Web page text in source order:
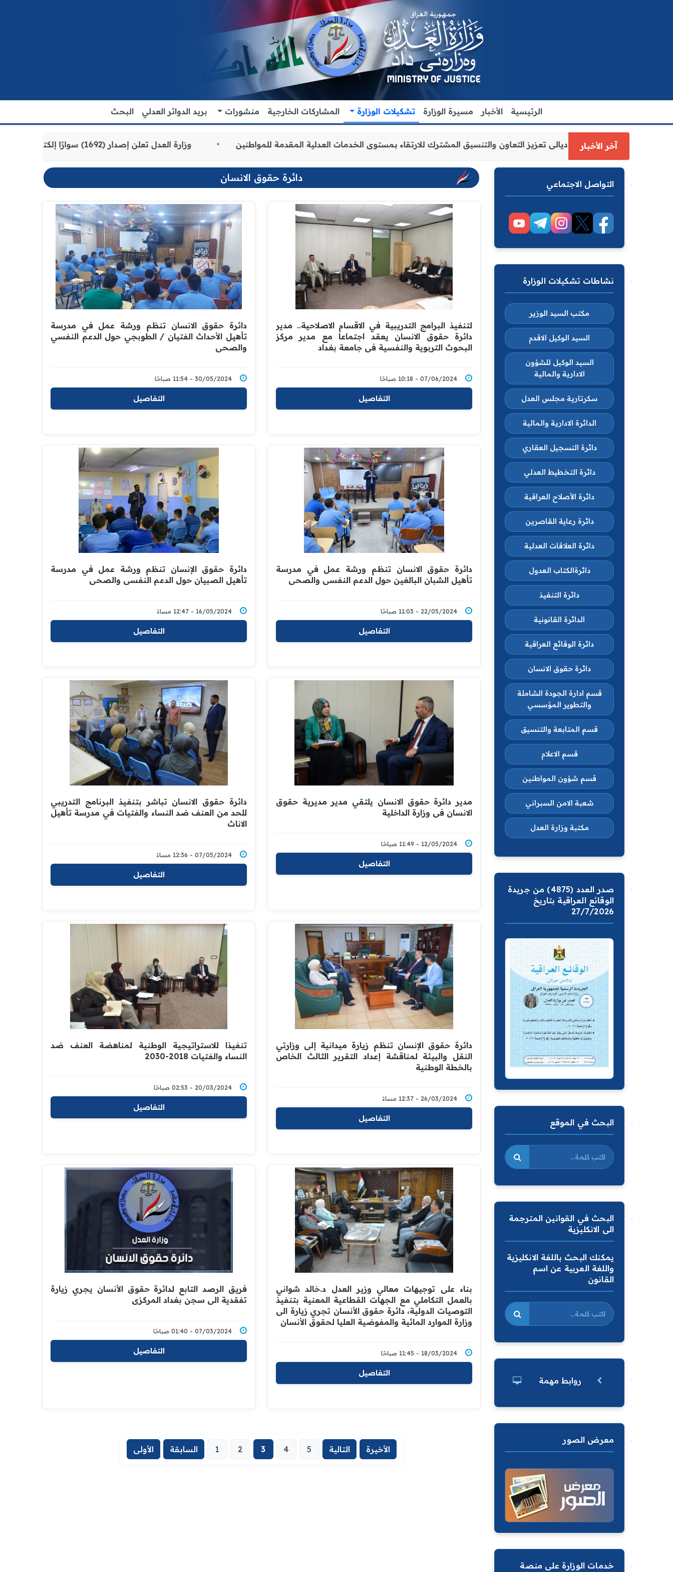
الرئيسية الأخبار مسيرة الوزارة تشكيلات الوزارة المشاركات الخارجية منشورات بريد الدوائر العدلي البحث
آخر الأخبار
العدل الاقدم يبحث مع رئيس مجلس محافظة ديالى تعزيز التعاون والتنسيق المشترك للارتقاء بمستوى الخدمات العدلية المقدمة للمواطنين وزارة العدل تعلن إصدار (1692) سوارًا إلكترونيًا لنزلاء سجن الناصرية المركزي لتنظيم التعاملات المالية داخل المؤسسات الإصلاحية
دائرة حقوق الانسان
لتنفيذ البرامج التدريبية في الاقسام الاصلاحية.. مدير
دائرة حقوق الانسان يعقد اجتماعا مع مدير مركز
البحوث التربوية والنفسية في جامعة بغداد
07/06/2024 - 10:18 صباحًا
التفاصيل
دائرة حقوق الانسان تنظم ورشة عمل في مدرسة
تأهيل الأحداث الفتيان / الطوبجي حول الدعم النفسي
والصحي
30/05/2024 - 11:54 صباحًا
التفاصيل
دائرة حقوق الانسان تنظم ورشة عمل في مدرسة
تأهيل الشبان البالغين حول الدعم النفسي والصحي
22/05/2024 - 11:03 صباحًا
التفاصيل
دائرة حقوق الإنسان تنظم ورشة عمل في مدرسة
تأهيل الصبيان حول الدعم النفسي والصحي
16/05/2024 - 12:47 مساءً
التفاصيل
مدير دائرة حقوق الانسان يلتقي مدير مديرية حقوق
الانسان في وزارة الداخلية
12/05/2024 - 11:49 صباحًا
التفاصيل
دائرة حقوق الانسان تباشر بتنفيذ البرنامج التدريبي
للحد من العنف ضد النساء والفتيات في مدرسة تأهيل
الاناث
07/05/2024 - 12:36 مساءً
التفاصيل
دائرة حقوق الإنسان تنظم زيارة ميدانية إلى وزارتي
النقل والبيئة لمناقشة إعداد التقرير الثالث الخاص
بالخطة الوطنية
26/03/2024 - 12:37 مساءً
التفاصيل
تنفيذا للاستراتيجية الوطنية لمناهضة العنف ضد
النساء والفتيات 2018-2030
20/03/2024 - 02:53 صباحًا
التفاصيل
بناء على توجيهات معالي وزير العدل د.خالد شواني
بالعمل التكاملي مع الجهات القطاعية المعنية بتنفيذ
التوصيات الدولية، دائرة حقوق الأنسان تجري زيارة الى
وزارة الموارد المائية والمفوضية العليا لحقوق الأنسان
18/03/2024 - 11:45 صباحًا
التفاصيل
فريق الرصد التابع لدائرة حقوق الأنسان يجري زيارة
تفقدية الى سجن بغداد المركزي
07/03/2024 - 01:40 صباحًا
التفاصيل
الأولى السابقة 1 2 3 4 5 التالية الأخيرة
التواصل الاجتماعي
نشاطات تشكيلات الوزارة
مكتب السيد الوزير
السيد الوكيل الاقدم
السيد الوكيل للشؤون
الادارية والمالية
سكرتارية مجلس العدل
الدائرة الادارية والمالية
دائرة التسجيل العقاري
دائرة التخطيط العدلي
دائرة الأصلاح العراقية
دائرة رعاية القاصرين
دائرة العلاقات العدلية
دائرةالكتاب العدول
دائرة التنفيذ
الدائرة القانونية
دائرة الوقائع العراقية
دائرة حقوق الانسان
قسم ادارة الجودة الشاملة
والتطوير المؤسسي
قسم المتابعة والتنسيق
قسم الاعلام
قسم شؤون المواطنين
شعبة الامن السبراني
مكتبة وزارة العدل
صدر العدد (4875) من جريدة
الوقائع العراقية بتاريخ
27/7/2026
البحث في الموقع
البحث في القوانين المترجمة
الى الانكليزية
يمكنك البحث باللغة الانكليزية
واللغة العربية عن اسم
القانون
روابط مهمة
معرض الصور
خدمات الوزارة على منصة